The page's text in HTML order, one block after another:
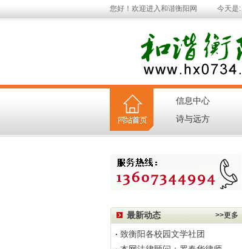
您好！欢迎进入和谐衡阳网 今天是:
信息中心
诗与远方
最新动态 >>更多
致衡阳各校园文学社团